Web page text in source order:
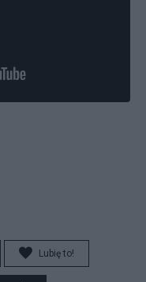
Lubię to!